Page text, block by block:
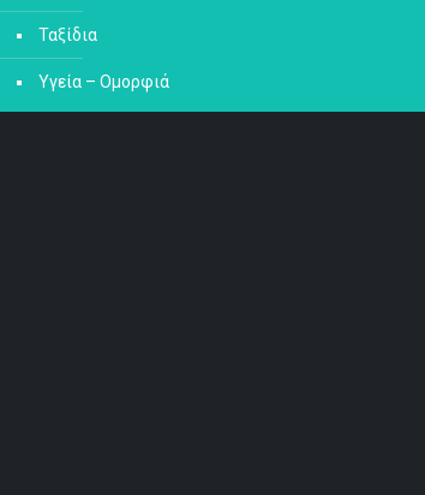
Ταξίδια
Υγεία – Ομορφιά